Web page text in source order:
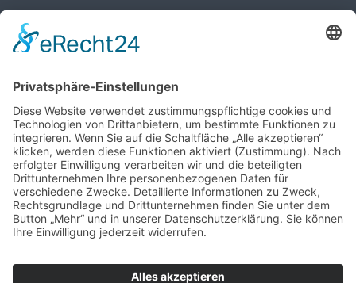
MO, MI, FR: 8:30 Uhr - 10:30 Uhr
Wir benötigen Ihre Zustimmung,
um den Google Maps-Service zu
laden!
Wir verwenden einen Service eines
Dieser Service kann Daten zu Ihren Aktivitäten
sammeln. Bitte lesen Sie die Details durch und